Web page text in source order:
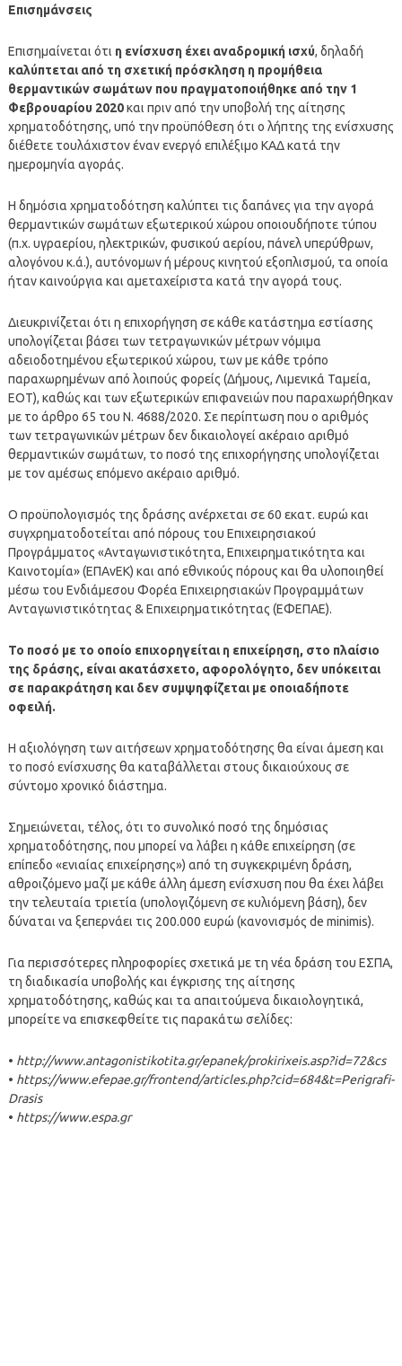
Επισημάνσεις
Επισημαίνεται ότι η ενίσχυση έχει αναδρομική ισχύ, δηλαδή
καλύπτεται από τη σχετική πρόσκληση η προμήθεια
θερμαντικών σωμάτων που πραγματοποιήθηκε από την 1
Φεβρουαρίου 2020και πριν από την υποβολή της αίτησης
χρηματοδότησης, υπό την προϋπόθεση ότι ο λήπτης της ενίσχυσης
διέθετε τουλάχιστον έναν ενεργό επιλέξιμο ΚΑΔ κατά την
ημερομηνία αγοράς.
Η δημόσια χρηματοδότηση καλύπτει τις δαπάνες για την αγορά
θερμαντικών σωμάτων εξωτερικού χώρου οποιουδήποτε τύπου
(π.χ. υγραερίου, ηλεκτρικών, φυσικού αερίου, πάνελ υπερύθρων,
αλογόνου κ.ά.), αυτόνομων ή μέρους κινητού εξοπλισμού, τα οποία
ήταν καινούργια και αμεταχείριστα κατά την αγορά τους.
Διευκρινίζεται ότι η επιχορήγηση σε κάθε κατάστημα εστίασης
υπολογίζεται βάσει των τετραγωνικών μέτρων νόμιμα
αδειοδοτημένου εξωτερικού χώρου, των με κάθε τρόπο
παραχωρημένων από λοιπούς φορείς (Δήμους, Λιμενικά Ταμεία,
ΕΟΤ), καθώς και των εξωτερικών επιφανειών που παραχωρήθηκαν
με το άρθρο 65 του Ν. 4688/2020. Σε περίπτωση που ο αριθμός
των τετραγωνικών μέτρων δεν δικαιολογεί ακέραιο αριθμό
θερμαντικών σωμάτων, το ποσό της επιχορήγησης υπολογίζεται
με τον αμέσως επόμενο ακέραιο αριθμό.
Ο προϋπολογισμός της δράσης ανέρχεται σε 60 εκατ. ευρώ και
συγχρηματοδοτείται από πόρους του Επιχειρησιακού
Προγράμματος «Ανταγωνιστικότητα, Επιχειρηματικότητα και
Καινοτομία» (ΕΠΑνΕΚ) και από εθνικούς πόρους και θα υλοποιηθεί
μέσω του Ενδιάμεσου Φορέα Επιχειρησιακών Προγραμμάτων
Ανταγωνιστικότητας & Επιχειρηματικότητας (ΕΦΕΠΑΕ).
Το ποσό με το οποίο επιχορηγείται η επιχείρηση, στο πλαίσιο
της δράσης, είναι ακατάσχετο, αφορολόγητο, δεν υπόκειται
σε παρακράτηση και δεν συμψηφίζεται με οποιαδήποτε
οφειλή.
Η αξιολόγηση των αιτήσεων χρηματοδότησης θα είναι άμεση και
το ποσό ενίσχυσης θα καταβάλλεται στους δικαιούχους σε
σύντομο χρονικό διάστημα.
Σημειώνεται, τέλος, ότι το συνολικό ποσό της δημόσιας
χρηματοδότησης, που μπορεί να λάβει η κάθε επιχείρηση (σε
επίπεδο «ενιαίας επιχείρησης») από τη συγκεκριμένη δράση,
αθροιζόμενο μαζί με κάθε άλλη άμεση ενίσχυση που θα έχει λάβει
την τελευταία τριετία (υπολογιζόμενη σε κυλιόμενη βάση), δεν
δύναται να ξεπερνάει τις 200.000 ευρώ (κανονισμός de minimis).
Για περισσότερες πληροφορίες σχετικά με τη νέα δράση του ΕΣΠΑ,
τη διαδικασία υποβολής και έγκρισης της αίτησης
χρηματοδότησης, καθώς και τα απαιτούμενα δικαιολογητικά,
μπορείτε να επισκεφθείτε τις παρακάτω σελίδες:
• http://www.antagonistikotita.gr/epanek/prokirixeis.asp?id=72&cs
• https://www.efepae.gr/frontend/articles.php?cid=684&t=Perigrafi-
Drasis
• https://www.espa.gr